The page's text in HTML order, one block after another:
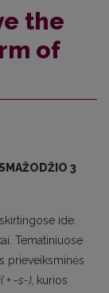
the
of
3
ide.
Tematiniuose
prieveiksminės
+ -s-), kurios